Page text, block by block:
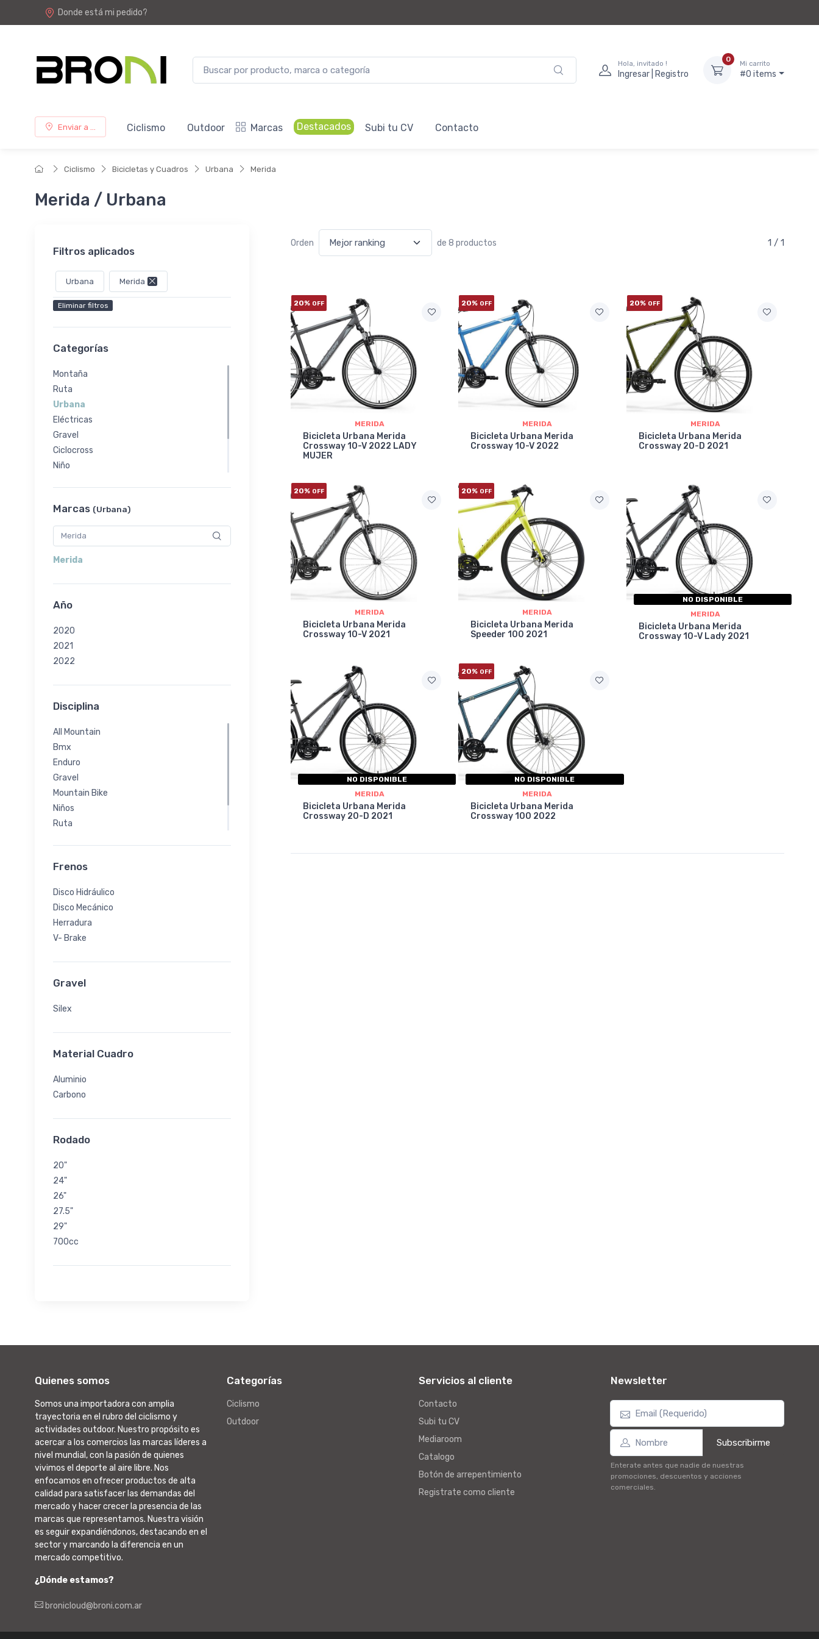
Donde está mi pedido?
Hola, invitado !
Ingresar | Registro
0
Mi carrito
#0 items
Enviar a ... Ciclismo Outdoor Marcas Destacados Subi tu CV Contacto
Ciclismo Bicicletas y Cuadros Urbana Merida
Merida / Urbana
Filtros aplicados
Urbana Merida
Eliminar filtros
Categorías
Montaña
Ruta
Urbana
Eléctricas
Gravel
Ciclocross
Niño
Fusibles para Cuadros
Marcas (Urbana)
Merida
Año
2020
2021
2022
Disciplina
All Mountain
Bmx
Enduro
Gravel
Mountain Bike
Niños
Ruta
Frenos
Disco Hidráulico
Disco Mecánico
Herradura
V- Brake
Gravel
Silex
Material Cuadro
Aluminio
Carbono
Rodado
20"
24"
26"
27.5"
29"
700cc
Orden de 8 productos 1 / 1
20% OFF
MERIDA
Bicicleta Urbana Merida
Crossway 10-V 2022 LADY
MUJER
20% OFF
MERIDA
Bicicleta Urbana Merida
Crossway 10-V 2022
20% OFF
MERIDA
Bicicleta Urbana Merida
Crossway 20-D 2021
20% OFF
MERIDA
Bicicleta Urbana Merida
Crossway 10-V 2021
20% OFF
MERIDA
Bicicleta Urbana Merida
Speeder 100 2021
NO DISPONIBLE
MERIDA
Bicicleta Urbana Merida
Crossway 10-V Lady 2021
NO DISPONIBLE
MERIDA
Bicicleta Urbana Merida
Crossway 20-D 2021
20% OFF
NO DISPONIBLE
MERIDA
Bicicleta Urbana Merida
Crossway 100 2022
Quienes somos
Somos una importadora con amplia
trayectoria en el rubro del ciclismo y
actividades outdoor. Nuestro propósito es
acercar a los comercios las marcas líderes a
nivel mundial, con la pasión de quienes
vivimos el deporte al aire libre. Nos
enfocamos en ofrecer productos de alta
calidad para satisfacer las demandas del
mercado y hacer crecer la presencia de las
marcas que representamos. Nuestra visión
es seguir expandiéndonos, destacando en el
sector y marcando la diferencia en un
mercado competitivo.
¿Dónde estamos?
bronicloud@broni.com.ar
Categorías
Ciclismo
Outdoor
Servicios al cliente
Contacto
Subi tu CV
Mediaroom
Catalogo
Botón de arrepentimiento
Registrate como cliente
Newsletter
Subscribirme
Enterate antes que nadie de nuestras
promociones, descuentos y acciones
comerciales.